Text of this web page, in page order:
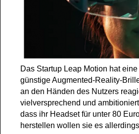
Das Startup Leap Motion hat
günstige Augmented-Reality-
an den Händen des Nutzers
vielversprechend und
dass ihr Headset für unter 80
herstellen wollen sie es